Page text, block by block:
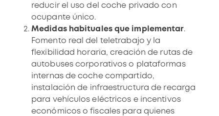
reducir el uso del coche privado con
ocupante único.
Medidas habituales que implementar.
Fomento real del teletrabajo y la
flexibilidad horaria, creación de rutas de
autobuses corporativos o plataformas
internas de coche compartido,
instalación de infraestructura de recarga
para vehículos eléctricos e incentivos
económicos o fiscales para quienes